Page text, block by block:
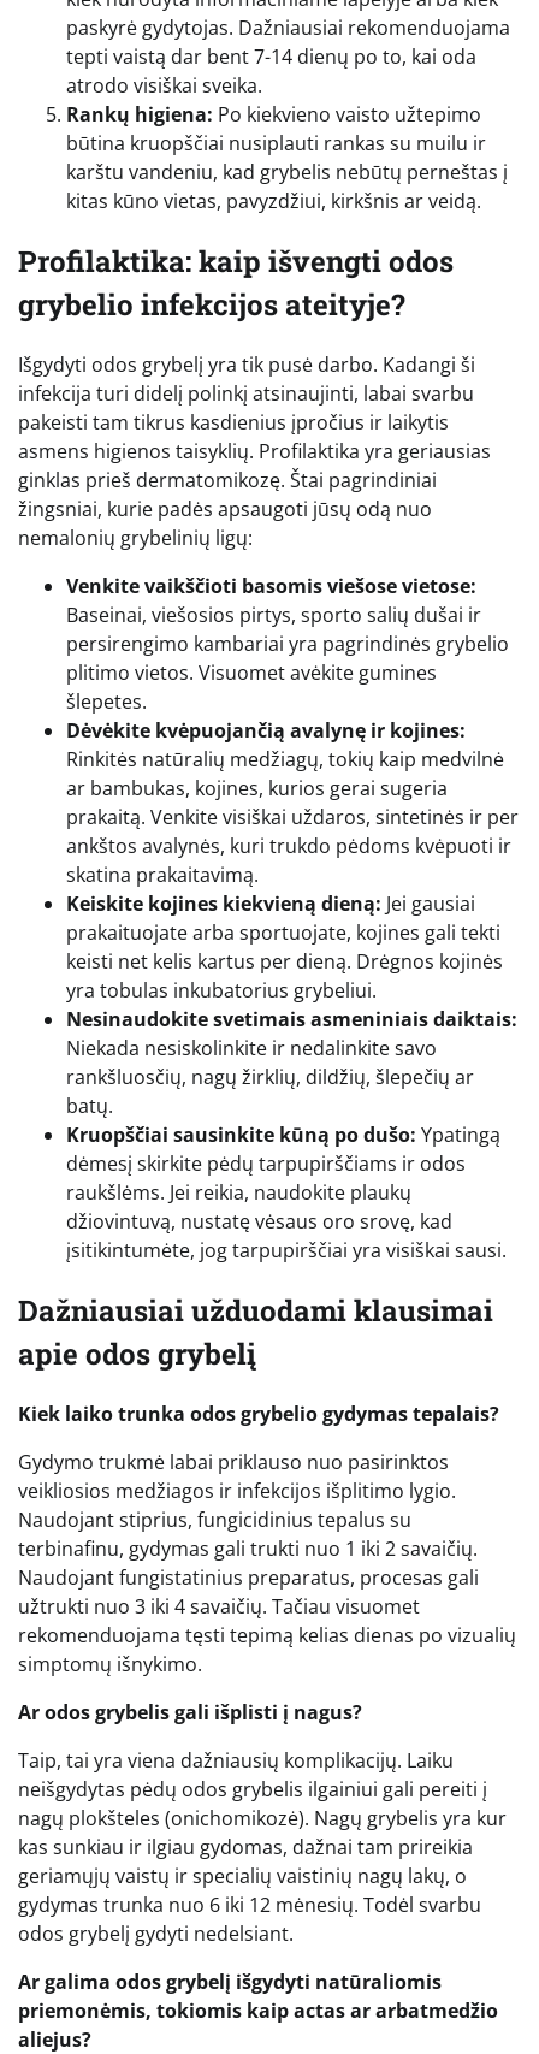
paskyrė gydytojas. Dažniausiai rekomenduojama
tepti vaistą dar bent 7-14 dienų po to, kai oda
atrodo visiškai sveika.
Rankų higiena: Po kiekvieno vaisto užtepimo
būtina kruopščiai nusiplauti rankas su muilu ir
karštu vandeniu, kad grybelis nebūtų perneštas į
kitas kūno vietas, pavyzdžiui, kirkšnis ar veidą.
Profilaktika: kaip išvengti odos
grybelio infekcijos ateityje?
Išgydyti odos grybelį yra tik pusė darbo. Kadangi ši
infekcija turi didelį polinkį atsinaujinti, labai svarbu
pakeisti tam tikrus kasdienius įpročius ir laikytis
asmens higienos taisyklių. Profilaktika yra geriausias
ginklas prieš dermatomikozę. Štai pagrindiniai
žingsniai, kurie padės apsaugoti jūsų odą nuo
nemalonių grybelinių ligų:
Venkite vaikščioti basomis viešose vietose:
Baseinai, viešosios pirtys, sporto salių dušai ir
persirengimo kambariai yra pagrindinės grybelio
plitimo vietos. Visuomet avėkite gumines
šlepetes.
Dėvėkite kvėpuojančią avalynę ir kojines:
Rinkitės natūralių medžiagų, tokių kaip medvilnė
ar bambukas, kojines, kurios gerai sugeria
prakaitą. Venkite visiškai uždaros, sintetinės ir per
ankštos avalynės, kuri trukdo pėdoms kvėpuoti ir
skatina prakaitavimą.
Keiskite kojines kiekvieną dieną: Jei gausiai
prakaituojate arba sportuojate, kojines gali tekti
keisti net kelis kartus per dieną. Drėgnos kojinės
yra tobulas inkubatorius grybeliui.
Nesinaudokite svetimais asmeniniais daiktais:
Niekada nesiskolinkite ir nedalinkite savo
rankšluosčių, nagų žirklių, dildžių, šlepečių ar
batų.
Kruopščiai sausinkite kūną po dušo: Ypatingą
dėmesį skirkite pėdų tarpupirščiams ir odos
raukšlėms. Jei reikia, naudokite plaukų
džiovintuvą, nustatę vėsaus oro srovę, kad
įsitikintumėte, jog tarpupirščiai yra visiškai sausi.
Dažniausiai užduodami klausimai
apie odos grybelį
Kiek laiko trunka odos grybelio gydymas tepalais?
Gydymo trukmė labai priklauso nuo pasirinktos
veikliosios medžiagos ir infekcijos išplitimo lygio.
Naudojant stiprius, fungicidinius tepalus su
terbinafinu, gydymas gali trukti nuo 1 iki 2 savaičių.
Naudojant fungistatinius preparatus, procesas gali
užtrukti nuo 3 iki 4 savaičių. Tačiau visuomet
rekomenduojama tęsti tepimą kelias dienas po vizualių
simptomų išnykimo.
Ar odos grybelis gali išplisti į nagus?
Taip, tai yra viena dažniausių komplikacijų. Laiku
neišgydytas pėdų odos grybelis ilgainiui gali pereiti į
nagų plokšteles (onichomikozė). Nagų grybelis yra kur
kas sunkiau ir ilgiau gydomas, dažnai tam prireikia
geriamųjų vaistų ir specialių vaistinių nagų lakų, o
gydymas trunka nuo 6 iki 12 mėnesių. Todėl svarbu
odos grybelį gydyti nedelsiant.
Ar galima odos grybelį išgydyti natūraliomis
priemonėmis, tokiomis kaip actas ar arbatmedžio
aliejus?